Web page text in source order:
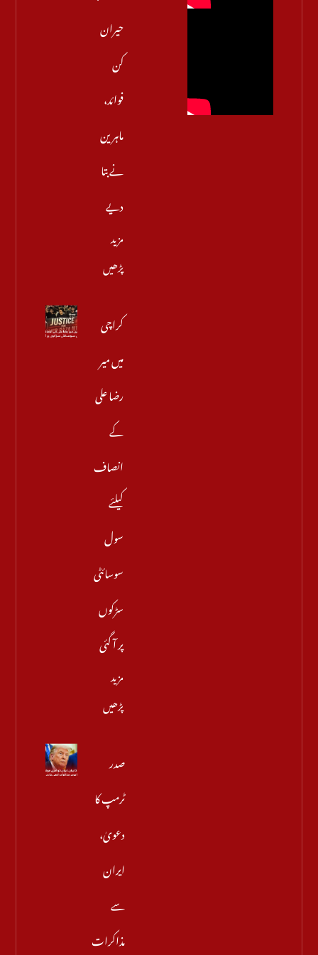
حیران
کن
فوائد،
ماہرین
نے بتا
دیے
مزید
پڑھیں
کراچی
میں میر
رضا علی
کے
انصاف
کیلئے
سول
سوسائٹی
سڑکوں
پر آ گئی
مزید
پڑھیں
صدر
ٹرمپ کا
دعویٰ،
ایران
سے
مذاکرات